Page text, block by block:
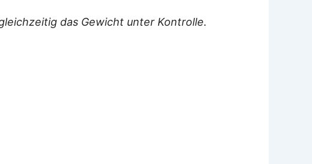
das Gewicht unter Kontrolle.